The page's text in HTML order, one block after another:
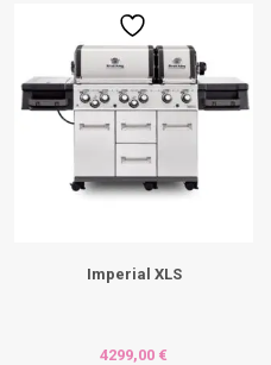
Imperial XLS
4299,00 €